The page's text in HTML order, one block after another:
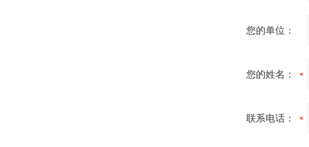
您的单位：
您的姓名：
联系电话：